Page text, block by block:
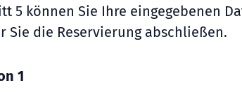
5 können Sie Ihre eingegebenen
Sie die Reservierung abschließen.
1